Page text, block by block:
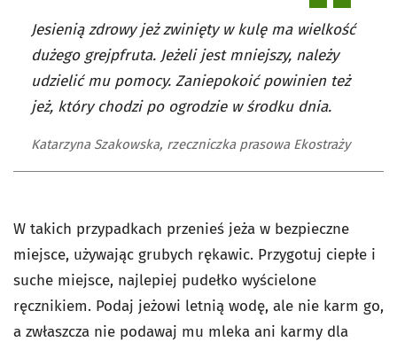
Jesienią zdrowy jeż zwinięty w kulę ma wielkość
dużego grejpfruta. Jeżeli jest mniejszy, należy
udzielić mu pomocy. Zaniepokoić powinien też
jeż, który chodzi po ogrodzie w środku dnia.
Katarzyna Szakowska, rzeczniczka prasowa Ekostraży
W takich przypadkach przenieś jeża w bezpieczne
miejsce, używając grubych rękawic. Przygotuj ciepłe i
suche miejsce, najlepiej pudełko wyścielone
ręcznikiem. Podaj jeżowi letnią wodę, ale nie karm go,
a zwłaszcza nie podawaj mu mleka ani karmy dla